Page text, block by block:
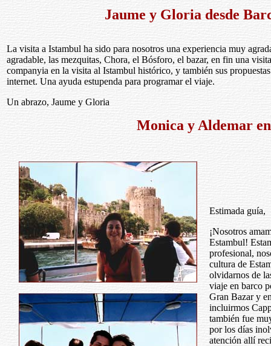
Jaume y Gloria desde
La visita a Istambul ha sido para nosotros una experiencia muy
agradable, las mezquitas, Chora, el Bósforo, el bazar, en fin una
companyia en la visita al Istambul histórico, y también sus
internet. Una ayuda estupenda para programar el viaje.
Un abrazo, Jaume y Gloria
Monica y Aldemar
Estimada guía,
¡Nosotros
Estambul!
profesional,
cultura de
olvidarnos de
viaje en barco
Gran Bazar y
incluirmos
también fue
por los días
atención allí